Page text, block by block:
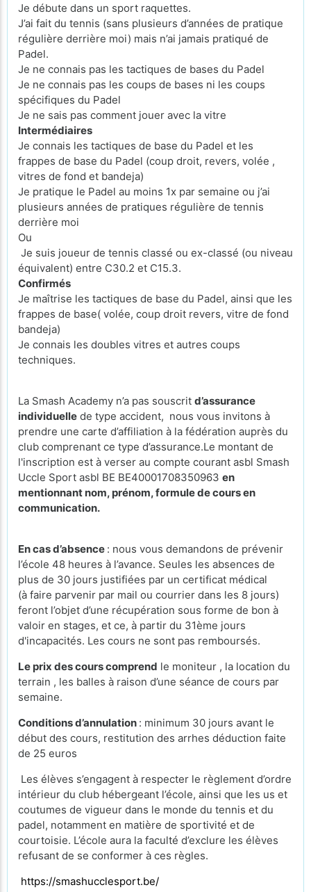
Je débute dans un sport raquettes.
J’ai fait du tennis (sans plusieurs d’années de pratique
régulière derrière moi) mais n’ai jamais pratiqué de
Padel.
Je ne connais pas les tactiques de bases du Padel
Je ne connais pas les coups de bases ni les coups
spécifiques du Padel
Je ne sais pas comment jouer avec la vitre
Intermédiaires
Je connais les tactiques de base du Padel et les
frappes de base du Padel (coup droit, revers, volée ,
vitres de fond et bandeja)
Je pratique le Padel au moins 1x par semaine ou j’ai
plusieurs années de pratiques régulière de tennis
derrière moi
Ou
Je suis joueur de tennis classé ou ex-classé (ou niveau
équivalent) entre C30.2 et C15.3.
Confirmés
Je maîtrise les tactiques de base du Padel, ainsi que les
frappes de base( volée, coup droit revers, vitre de fond
bandeja)
Je connais les doubles vitres et autres coups
techniques.
La Smash Academy n’a pas souscrit d’assurance
individuelle de type accident, nous vous invitons à
prendre une carte d’affiliation à la fédération auprès du
club comprenant ce type d’assurance.Le montant de
l'inscription est à verser au compte courant asbl Smash
Uccle Sport asbl BE BE40001708350963 en
mentionnant nom, prénom, formule de cours en
communication.
En cas d’absence : nous vous demandons de prévenir
l’école 48 heures à l’avance. Seules les absences de
plus de 30 jours justifiées par un certificat médical
(à faire parvenir par mail ou courrier dans les 8 jours)
feront l’objet d’une récupération sous forme de bon à
valoir en stages, et ce, à partir du 31ème jours
d'incapacités. Les cours ne sont pas remboursés.
Le prix des cours comprend le moniteur , la location du
terrain , les balles à raison d’une séance de cours par
semaine.
Conditions d’annulation : minimum 30 jours avant le
début des cours, restitution des arrhes déduction faite
de 25 euros
Les élèves s’engagent à respecter le règlement d’ordre
intérieur du club hébergeant l’école, ainsi que les us et
coutumes de vigueur dans le monde du tennis et du
padel, notamment en matière de sportivité et de
courtoisie. L’école aura la faculté d’exclure les élèves
refusant de se conformer à ces règles.
https://smashucclesport.be/